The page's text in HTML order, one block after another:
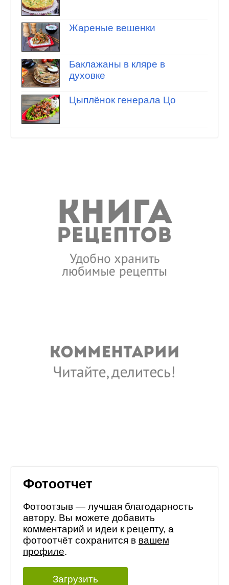
Жареные вешенки
Баклажаны в кляре в
духовке
Цыплёнок генерала Цо
Фотоотчет
Фотоотзыв — лучшая благодарность
автору. Вы можете добавить
комментарий и идеи к рецепту, а
фотоотчёт сохранится в вашем
профиле.
Загрузить